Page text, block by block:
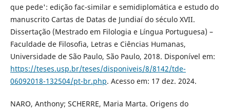
que pede': edição fac-similar e semidiplomática e estudo do
manuscrito Cartas de Datas de Jundiaí do século XVII.
Dissertação (Mestrado em Filologia e Língua Portuguesa) –
Faculdade de Filosofia, Letras e Ciências Humanas,
Universidade de São Paulo, São Paulo, 2018. Disponível em:
https://teses.usp.br/teses/disponiveis/8/8142/tde-
06092018-132504/pt-br.php. Acesso em: 17 dez. 2024.
NARO, Anthony; SCHERRE, Maria Marta. Origens do